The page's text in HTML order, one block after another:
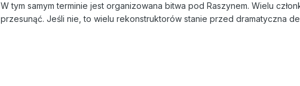
W tym samym terminie jest organizowana bitwa pod Raszynem. Wielu
przesunąć. Jeśli nie, to wielu rekonstruktorów stanie przed dramatyczna